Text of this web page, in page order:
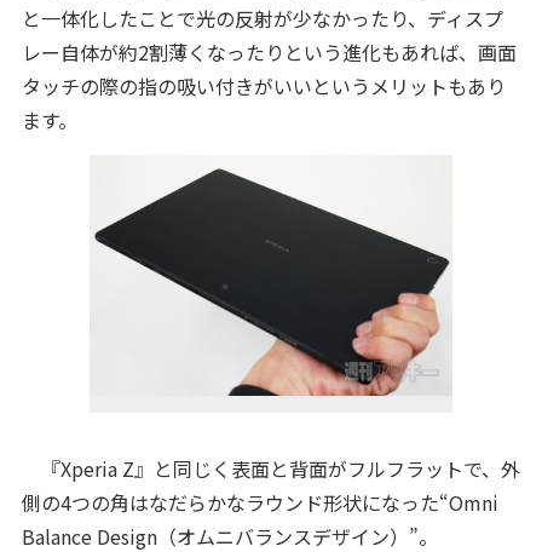
と一体化したことで光の反射が少なかったり、ディスプ
レー自体が約2割薄くなったりという進化もあれば、画面
タッチの際の指の吸い付きがいいというメリットもあり
ます。
『Xperia Z』と同じく表面と背面がフルフラットで、外
側の4つの角はなだらかなラウンド形状になった“Omni
Balance Design（オムニバランスデザイン）”。